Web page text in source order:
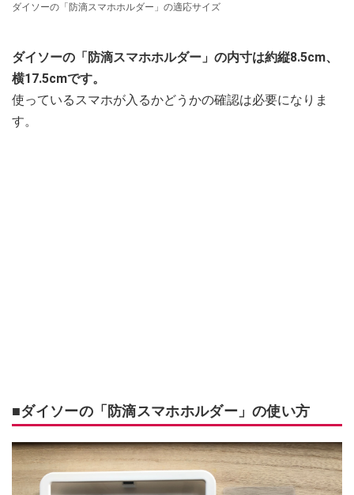
ダイソーの「防滴スマホホルダー」の適応サイズ
ダイソーの「防滴スマホホルダー」の内寸は約縦8.5cm、
横17.5cmです。
使っているスマホが入るかどうかの確認は必要になりま
す。
■ダイソーの「防滴スマホホルダー」の使い方